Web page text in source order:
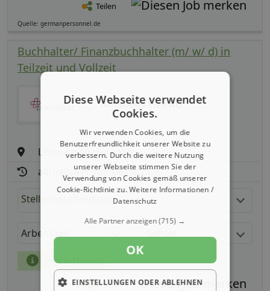
Teilen
Quelle: germanpersonnel.de
Buchhalter/ Finanzbuchhalter (m/ w/ d) in
Teilzeit und Vollzeit
Amadeus Fire AG
Limburg an der Lahn
aktualisiert seit: 06.08.2026
Stellenbeschreibung:
Arbeitszeit
mehr Details
Teilen
Diese Webseite verwendet
Cookies.
Wir verwenden Cookies, um die
Benutzerfreundlichkeit unserer Website zu
verbessern. Durch die weitere Nutzung
unserer Webseite stimmen Sie der
Verwendung von Cookies gemäß unserer
Cookie-Richtlinie zu.Weitere Informationen /
Datenschutz
Alle Partner anzeigen(715) →
OK
EINSTELLUNGEN ODER ABLEHNEN